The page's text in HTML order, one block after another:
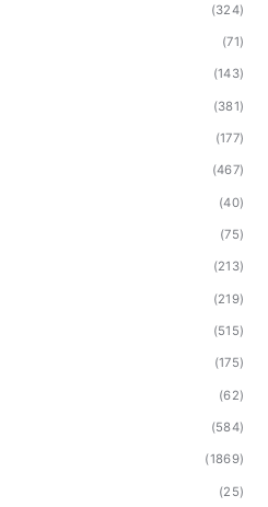
(324)
(71)
(143)
(381)
(177)
(467)
(40)
(75)
(213)
(219)
(515)
(175)
(62)
(584)
(1869)
(25)